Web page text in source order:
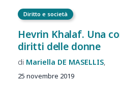
Diritto e società
Hevrin Khalaf. Una
diritti delle donne
Mariella DE MASELLIS
25 novembre 2019